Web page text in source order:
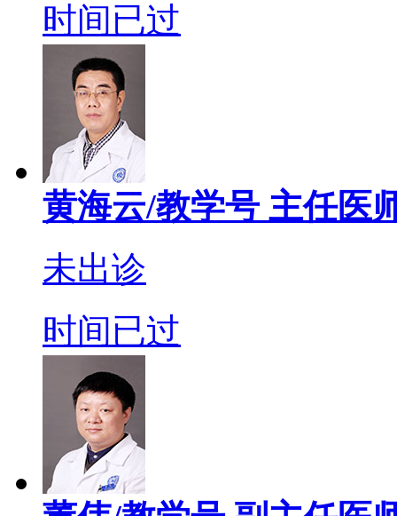
时间已过
黄海云/教学号 主任医
未出诊
时间已过